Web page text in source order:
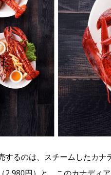
するのは、スチームしたカ